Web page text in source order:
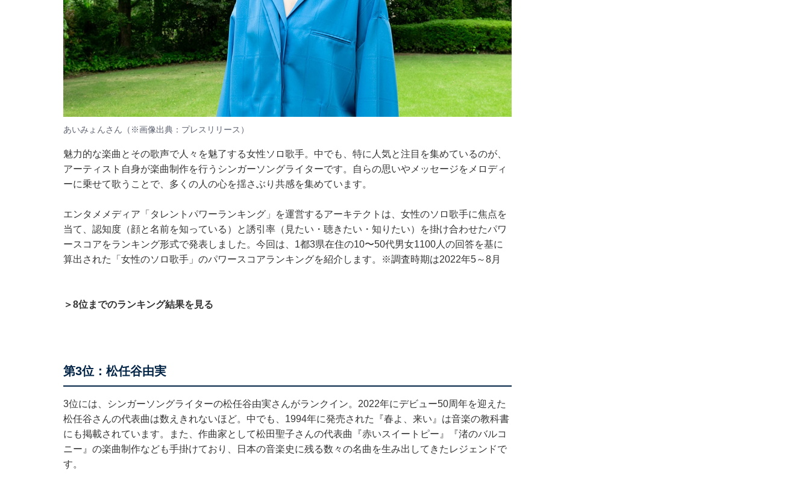
あいみょんさん（※画像出典： プレスリリース ）
魅力的な楽曲とその歌声で人々を魅了する女性ソロ歌手。中でも、特に人気と注目を集めているのが、
アーティスト自身が楽曲制作を行うシンガーソングライターです。自らの思いやメッセージをメロディ
ーに乗せて歌うことで、多くの人の心を揺さぶり共感を集めています。
エンタメメディア「タレントパワーランキング」を運営するアーキテクトは、女性のソロ歌手に焦点を
当て、認知度（顔と名前を知っている）と誘引率（見たい・聴きたい・知りたい）を掛け合わせたパワ
ースコアをランキング形式で発表しました。今回は、1都3県在住の10〜50代男女1100人の回答を基に
算出された「女性のソロ歌手」のパワースコアランキングを紹介します。※調査時期は2022年5～8月
＞8位までのランキング結果を見る
第3位：松任谷由実
3位には、シンガーソングライターの松任谷由実さんがランクイン。2022年にデビュー50周年を迎えた
松任谷さんの代表曲は数えきれないほど。中でも、1994年に発売された『春よ、来い』は音楽の教科書
にも掲載されています。また、作曲家として松田聖子さんの代表曲『赤いスイートピー』『渚のバルコ
ニー』の楽曲制作なども手掛けており、日本の音楽史に残る数々の名曲を生み出してきたレジェンドで
す。